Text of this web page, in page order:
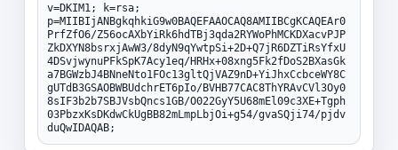
v=DKIM1; k=rsa;
p=MIIBIjANBgkqhkiG9w0BAQEFAAOCAQ8AMIIBCgKCAQEAr0
PrfZfO6/Z56ocAXbYiRk6hdTBj3qda2RYWoPhMCKDXacvPJP
ZkDXYN8bsrxjAwW3/8dyN9qYwtpSi+2D+Q7jR6DZTiRsYfxU
4DSvjwynuPFkSpK7Acy1eq/HRHx+08xng5Fk2fDoS2BXasGk
a7BGWzbJ4BNneNto1FOc13gltQjVAZ9nD+YiJhxCcbceWY8C
gUTdB3GSAOBWBUdchrET6pIo/BVHB77CAC8ThYRAvCVl3Oy0
8sIF3b2b7SBJVsbQncs1GB/O022GyY5U68mEl09c3XE+Tgph
03PbzxKsDKdwCkUgBB82mLmpLbjOi+g54/gvaSQji74/pjdv
duQwIDAQAB;